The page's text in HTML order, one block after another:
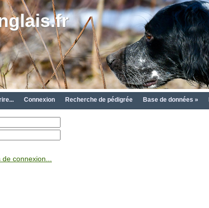
Connexion Recherche de pédigrée Base de données »
connexion...